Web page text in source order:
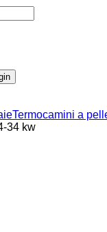
Termocamini a
34 kw